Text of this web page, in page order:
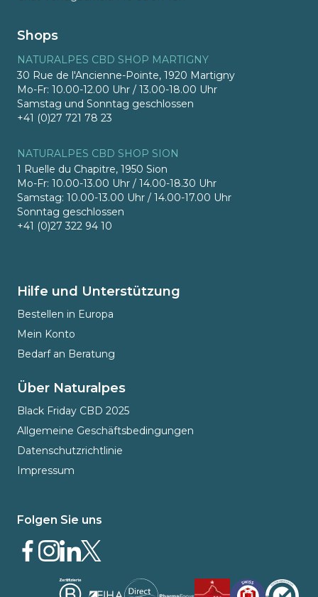
Shops
NATURALPES CBD SHOP MARTIGNY
30 Rue de l'Ancienne-Pointe, 1920 Martigny
Mo-Fr: 10.00-12.00 Uhr / 13.00-18.00 Uhr
Samstag und Sonntag geschlossen
+41 (0)27 721 78 23
NATURALPES CBD SHOP SION
1 Ruelle du Chapitre, 1950 Sion
Mo-Fr: 10.00-13.00 Uhr / 14.00-18.30 Uhr
Samstag: 10.00-13.00 Uhr / 14.00-17.00 Uhr
Sonntag geschlossen
+41 (0)27 322 94 10
Hilfe und Unterstützung
Bestellen in Europa
Mein Konto
Bedarf an Beratung
Über Naturalpes
Black Friday CBD 2025
Allgemeine Geschäftsbedingungen
Datenschutzrichtlinie
Impressum
Folgen Sie uns